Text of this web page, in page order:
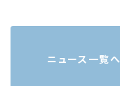
ニュース一覧へ